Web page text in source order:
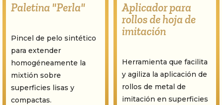
Paletina "Perla"
Pincel de pelo sintético
para extender
homogéneamente la
mixtión sobre
superficies lisas y
compactas.
Aplicador para
rollos de hoja de
imitación
Herramienta que facilita
y agiliza la aplicación de
rollos de metal de
imitación en superficies